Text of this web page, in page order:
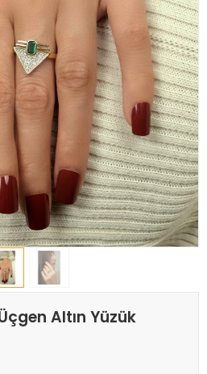
Altın Yüzük